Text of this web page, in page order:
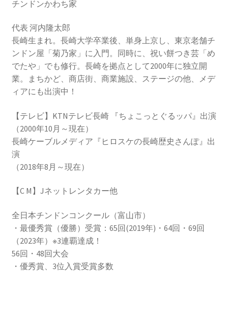
チンドンかわち家
代表 河内隆太郎
長崎生まれ。長崎大学卒業後、単身上京し、東京老舗チ
ンドン屋「菊乃家」に入門。同時に、祝い餅つき芸「め
でたや」でも修行。長崎を拠点として2000年に独立開
業。まちかど、商店街、商業施設、ステージの他、メデ
ィアにも出演中！
【テレビ】KTNテレビ長崎 『ちょこっとぐるッパ』出演
（2000年10月～現在）
長崎ケーブルメディア『ヒロスケの長崎歴史さんぽ』出
演
（2018年8月～現在）
【C M】Jネットレンタカー他
全日本チンドンコンクール（富山市）
・最優秀賞（優勝）受賞：65回(2019年)・64回・69回
（2023年）※3連覇達成！
56回・48回大会
・優秀賞、3位入賞受賞多数